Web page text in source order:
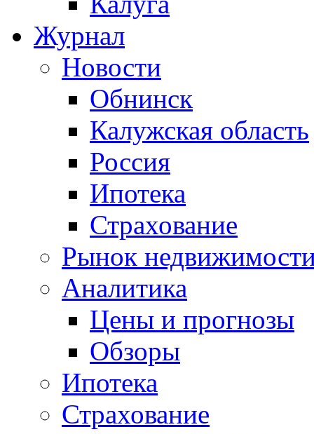
Журнал
Новости
Обнинск
Калужская область
Россия
Ипотека
Страхование
Рынок
Аналитика
Цены и прогнозы
Обзоры
Ипотека
Страхование